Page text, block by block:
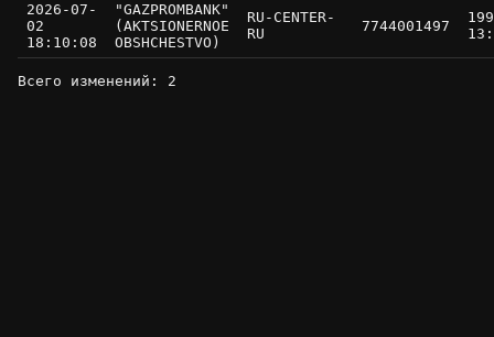
2026-07-
02
18:10:08
"GAZPROMBANK"
(AKTSIONERNOE
OBSHCHESTVO)
RU-CENTER-
RU
7744001497
Всего изменений: 2